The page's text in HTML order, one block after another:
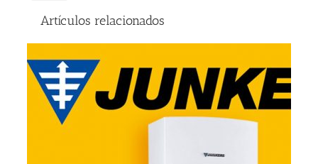
Artículos relacionados